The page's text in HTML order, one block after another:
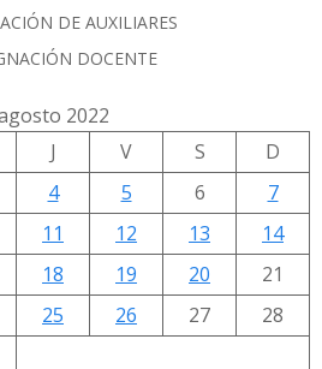
DE AUXILIARES
DOCENTE
2022
J V S
D
4 5 6
7
11 12 13
14
18 19 20
21
25 26 27
28